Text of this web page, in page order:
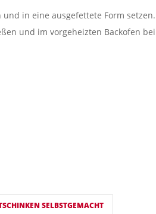
in eine ausgefettete Form setzen.
und im vorgeheizten Backofen bei
SELBSTGEMACHT